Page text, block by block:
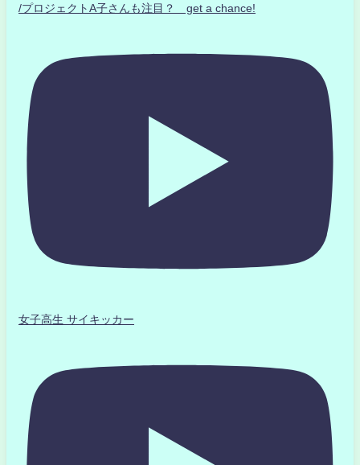
/プロジェクトA子さんも注目？ get a chance!
女子高生 サイキッカー